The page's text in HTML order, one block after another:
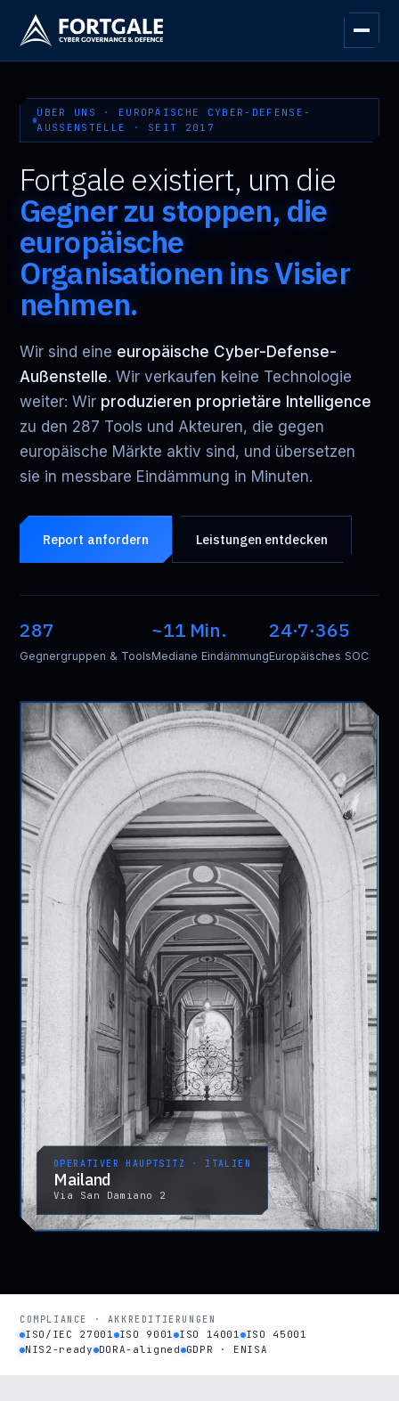
ÜBER UNS · EUROPÄISCHE CYBER-DEFENSE-
AUSSENSTELLE · SEIT 2017
Fortgale existiert, um die
Gegner zu stoppen, die
europäische
Organisationen ins Visier
nehmen.
Wir sind eine europäische Cyber-Defense-
Außenstelle. Wir verkaufen keine Technologie
weiter: Wir produzieren proprietäre Intelligence
zu den 287 Tools und Akteuren, die gegen
europäische Märkte aktiv sind, und übersetzen
sie in messbare Eindämmung in Minuten.
Report anfordern Leistungen entdecken
287
Gegnergruppen & Tools
~11 Min.
Mediane Eindämmung
24·7·365
Europäisches SOC
OPERATIVER HAUPTSITZ · ITALIEN
Mailand
Via San Damiano 2
COMPLIANCE · AKKREDITIERUNGEN
ISO/IEC 27001 ISO 9001 ISO 14001 ISO 45001
NIS2-ready DORA-aligned GDPR · ENISA